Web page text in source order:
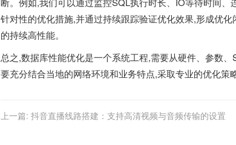
针对性的优化措施,并通过持续跟踪验证优化效果,形成优
的持续高性能。
总之,数据库性能优化是一个系统工程,需要从硬件、参数
要充分结合当地的网络环境和业务特点,采取专业的优化策
上一篇: 抖音直播线路搭建：支持高清视频与音频传输的设置